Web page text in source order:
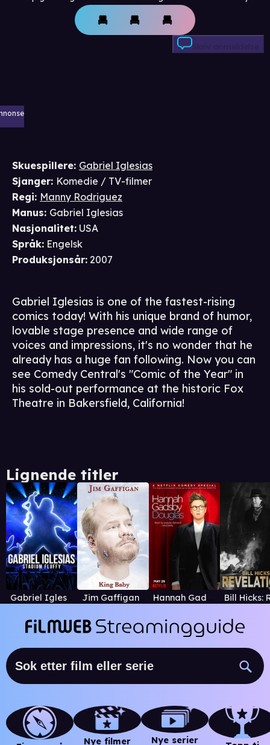
Skriv anmeldelse
Skuespillere: Gabriel Iglesias
Sjanger: Komedie / TV-filmer
Regi: Manny Rodriguez
Manus: Gabriel Iglesias
Nasjonalitet: USA
Språk: Engelsk
Produksjonsår: 2007
Gabriel Iglesias is one of the fastest-rising
comics today! With his unique brand of humor,
lovable stage presence and wide range of
voices and impressions, it's no wonder that he
already has a huge fan following. Now you can
see Comedy Central's "Comic of the Year" in
his sold-out performance at the historic Fox
Theatre in Bakersfield, California!
Lignende titler
Gabriel Iglesias: Stadium Fluffy Jim Gaffigan: King Baby Hannah Gadsby: Douglas
Nye filmer Nye serier